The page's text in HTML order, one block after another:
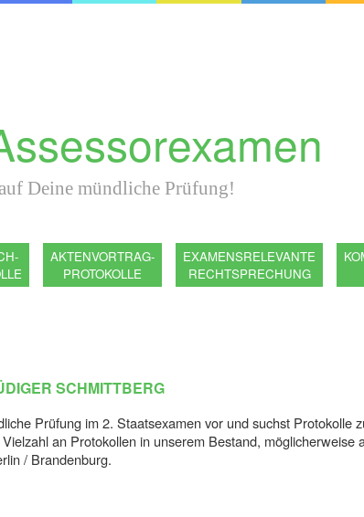
Deine mündliche Prüfung!
AKTENVORTRAG-
PROTOKOLLE
EXAMENSRELEVANTE
RECHTSPRECHUNG
SCHMITTBERG
Prüfung im 2. Staatsexamen vor und suchst Protokolle
an Protokollen in unserem Bestand, möglicherweise
/ Brandenburg.